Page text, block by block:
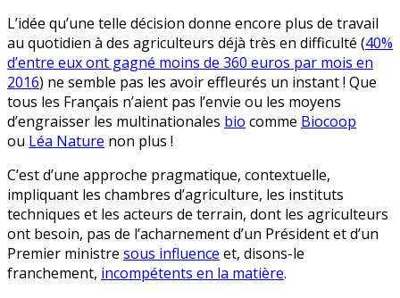
L’idée qu’une telle décision donne encore plus de travail
au quotidien à des agriculteurs déjà très en difficulté (40%
d’entre eux ont gagné moins de 360 euros par mois en
2016) ne semble pas les avoir effleurés un instant ! Que
tous les Français n’aient pas l’envie ou les moyens
d’engraisser les multinationales bio comme Biocoop
ou Léa Nature non plus !
C’est d’une approche pragmatique, contextuelle,
impliquant les chambres d’agriculture, les instituts
techniques et les acteurs de terrain, dont les agriculteurs
ont besoin, pas de l’acharnement d’un Président et d’un
Premier ministre sous influence et, disons-le
franchement, incompétents en la matière.